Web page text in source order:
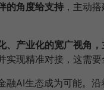
的角度给支持 ，主动
产业化的宽广视角，
现精准对接，这需要
AI生态成为可能。